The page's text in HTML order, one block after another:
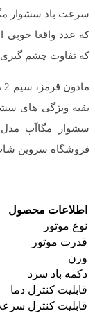
که تفاوت چشم گیری
فروشگاه سروین شاپ
اطلاعات محصول
نوع موتور
قدرت موتور
وزن
دکمه باد سرد
قابلیت کنترل دما
قابلیت کنترل